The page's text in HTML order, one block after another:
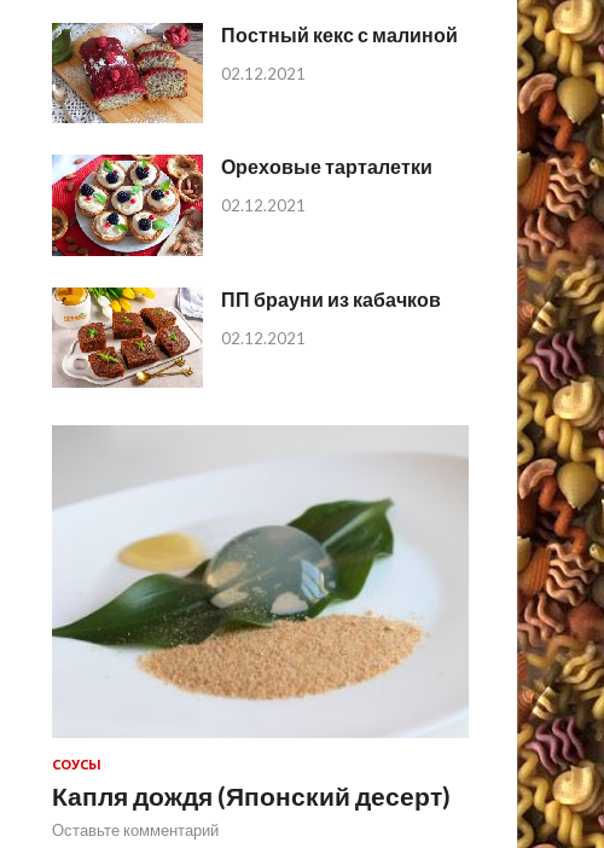
Постный кекс с малиной
02.12.2021
Ореховые тарталетки
02.12.2021
ПП брауни из кабачков
02.12.2021
СОУСЫ
Капля дождя (Японский десерт)
Оставьте комментарий